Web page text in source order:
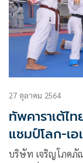
27 ตุลาคม 2564
ทัพคาราเต้ไ
แชมป์โลก-เอ
บริษัท เจริญโภคภั